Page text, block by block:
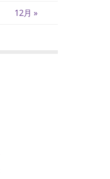
12月 »